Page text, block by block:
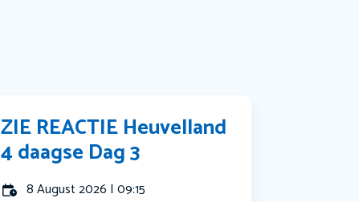
ZIE REACTIE Heuvelland
4 daagse Dag 3
8 August 2026 | 09:15